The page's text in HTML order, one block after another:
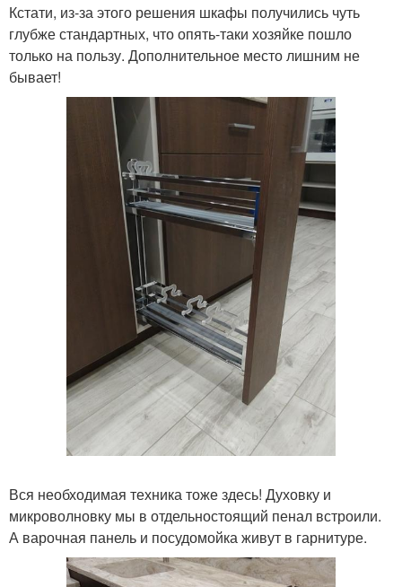
Кстати, из-за этого решения шкафы получились чуть
глубже стандартных, что опять-таки хозяйке пошло
только на пользу. Дополнительное место лишним не
бывает!
Вся необходимая техника тоже здесь! Духовку и
микроволновку мы в отдельностоящий пенал встроили.
А варочная панель и посудомойка живут в гарнитуре.